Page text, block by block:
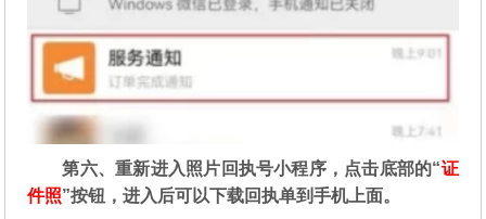
第六、重新进入照片回执号小程序，点击底部的“证
件照”按钮，进入后可以下载回执单到手机上面。